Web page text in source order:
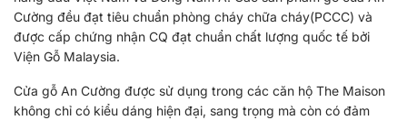
Cường đều đạt tiêu chuẩn phòng cháy chữa cháy(PCCC) và
được cấp chứng nhận CQ đạt chuẩn chất lượng quốc tế bởi
Viện Gỗ Malaysia.
Cửa gỗ An Cường được sử dụng trong các căn hộ The Maison
không chỉ có kiểu dáng hiện đại, sang trọng mà còn có đảm